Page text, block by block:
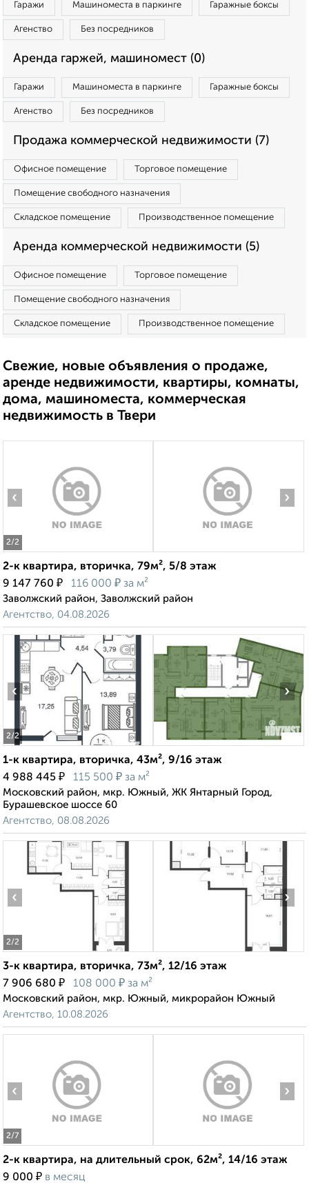
Гаражи Машиноместа в паркинге Гаражные боксы
Агенство Без посредников
Аренда гаржей, машиномест (0)
Гаражи Машиноместа в паркинге Гаражные боксы
Агенство Без посредников
Продажа коммерческой недвижимости (7)
Офисное помещение Торговое помещение
Помещение свободного назначения
Складское помещение Производственное помещение
Аренда коммерческой недвижимости (5)
Офисное помещение Торговое помещение
Помещение свободного назначения
Складское помещение Производственное помещение
Свежие, новые объявления о продаже,
аренде недвижимости, квартиры, комнаты,
дома, машиноместа, коммерческая
недвижимость в Твери
2/2
‹ ›
2-к квартира, вторичка, 79м², 5/8 этаж
9 147 760 ₽ 116 000 ₽ за м²
Заволжский район, Заволжский район
Агентство, 04.08.2026
2/2
‹ ›
1-к квартира, вторичка, 43м², 9/16 этаж
4 988 445 ₽ 115 500 ₽ за м²
Московский район, мкр. Южный, ЖК Янтарный Город,
Бурашевское шоссе 60
Агентство, 08.08.2026
2/2
‹ ›
3-к квартира, вторичка, 73м², 12/16 этаж
7 906 680 ₽ 108 000 ₽ за м²
Московский район, мкр. Южный, микрорайон Южный
Агентство, 10.08.2026
2/7
‹ ›
2-к квартира, на длительный срок, 62м², 14/16 этаж
9 000 ₽ в месяц